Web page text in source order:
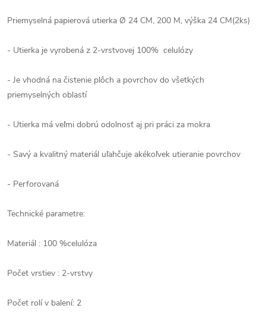
Priemyselná papierová utierka Ø 24 CM, 200 M, výška 24 CM(2ks)
- Utierka je vyrobená z 2-vrstvovej 100% celulózy
- Je vhodná na čistenie plôch a povrchov do všetkých
priemyselných oblastí
- Utierka má veľmi dobrú odolnosť aj pri práci za mokra
- Savý a kvalitný materiál uľahčuje akékoľvek utieranie povrchov
- Perforovaná
Technické parametre:
Materiál : 100 %celulóza
Počet vrstiev : 2-vrstvy
Počet rolí v balení: 2